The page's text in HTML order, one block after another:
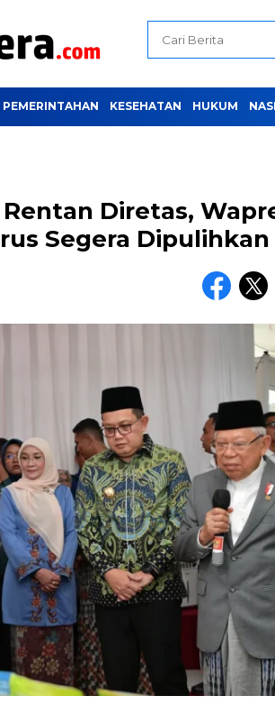
PEMERINTAHAN KESEHATAN HUKUM
Diretas,
Segera Dipulihkan